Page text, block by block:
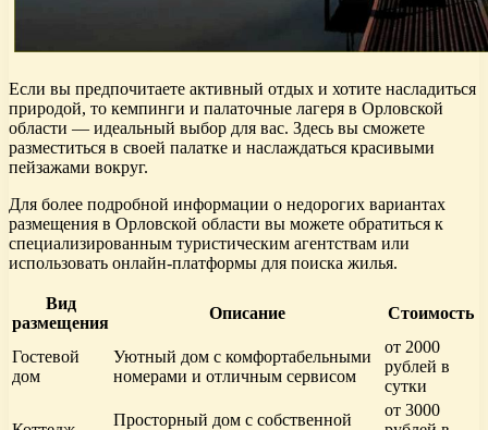
Если вы предпочитаете активный отдых и хотите насладиться
природой, то кемпинги и палаточные лагеря в Орловской
области — идеальный выбор для вас. Здесь вы сможете
разместиться в своей палатке и наслаждаться красивыми
пейзажами вокруг.
Для более подробной информации о недорогих вариантах
размещения в Орловской области вы можете обратиться к
специализированным туристическим агентствам или
использовать онлайн-платформы для поиска жилья.
Вид
размещения
Описание Стоимость
Гостевой
дом
Уютный дом с комфортабельными
номерами и отличным сервисом
от 2000
рублей в
сутки
Просторный дом с собственной
от 3000